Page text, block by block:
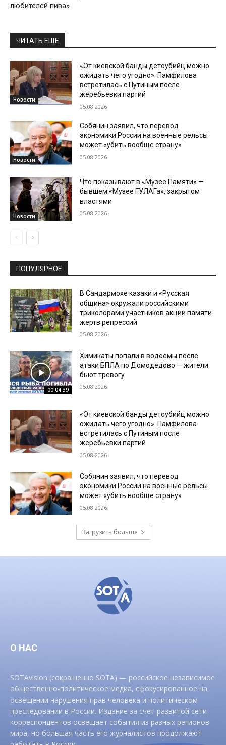
любителей пива»
ЧИТАТЬ ЕЩЕ
Новости
«От киевской банды детоубийц можно
ожидать чего угодно». Памфилова
встретилась с Путиным после
жеребьевки партий
05.08.2026
Новости
Собянин заявил, что перевод
экономики России на военные рельсы
может «убить вообще страну»
05.08.2026
Новости
Что показывают в «Музее Памяти» —
бывшем «Музее ГУЛАГа», закрытом
властями
05.08.2026
ПОПУЛЯРНОЕ
В Сандармохе казаки и «Русская
община» окружали российскими
триколорами участников акции памяти
жертв репрессий
05.08.2026
00:04:39
Химикаты попали в водоемы после
атаки БПЛА по Домодедово — жители
бьют тревогу
05.08.2026
«От киевской банды детоубийц можно
ожидать чего угодно». Памфилова
встретилась с Путиным после
жеребьевки партий
05.08.2026
Собянин заявил, что перевод
экономики России на военные рельсы
может «убить вообще страну»
05.08.2026
Загрузить больше
О НАС
SOTAvision (сокращенно SOTA) — российское независимое
общественно-политическое медиа, сфокусированное на
освещении нарушения прав человека и политическом
преследовании в России. Издание за счет развитой сети
корреспондентов освещает события из разных регионов
мира, но большая часть его журналистов продолжают